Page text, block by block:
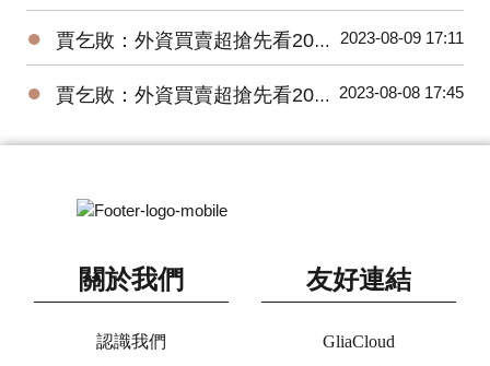
● 賈乞敗：外資買賣超搶先看20230809 2023-08-09 17:11
● 賈乞敗：外資買賣超搶先看20230808 2023-08-08 17:45
關於我們
認識我們
友好連結
GliaCloud